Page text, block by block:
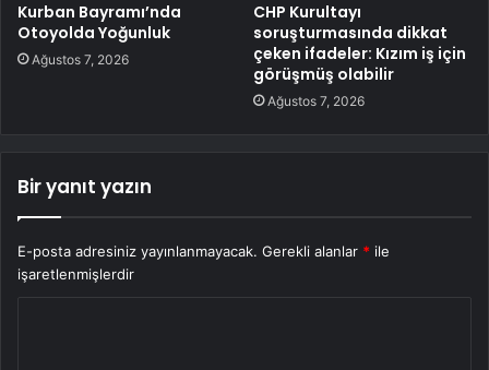
Kurban Bayramı’nda
Otoyolda Yoğunluk
Ağustos 7, 2026
CHP Kurultayı
soruşturmasında dikkat
çeken ifadeler: Kızım iş için
görüşmüş olabilir
Ağustos 7, 2026
Bir yanıt yazın
E-posta adresiniz yayınlanmayacak. Gerekli alanlar * ile
işaretlenmişlerdir